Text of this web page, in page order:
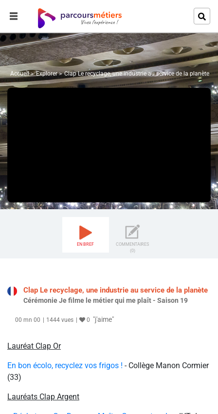
Accueil Explorer Clap Le recyclage, une industrie au service de la planète
EN BREF
COMMENTAIRES
(0)
Clap Le recyclage, une industrie au service de la planète
Cérémonie Je filme le métier qui me plaît - Saison 19
00 mn 00 1444 vues 0 "j'aime"
Lauréat Clap Or
En bon écolo, recyclez vos frigos ! - Collège Manon Cormier
(33)
Lauréats Clap Argent